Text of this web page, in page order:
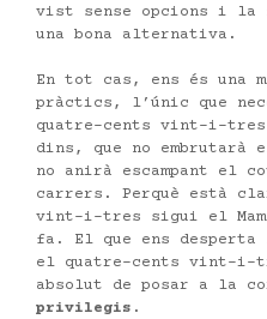
vist sense opcions i la
una bona alternativa.
En tot cas, ens és una
pràctics, l’únic que
quatre-cents vint-i-
dins, que no embrutarà
no anirà escampant el
carrers. Perquè està
vint-i-tres sigui el
fa. El que ens desperta
el quatre-cents vint-i-
absolut de posar a la
privilegis .